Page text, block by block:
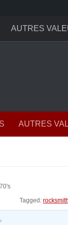
AUTRES
AUTRES
Tagged: rocksmith
.